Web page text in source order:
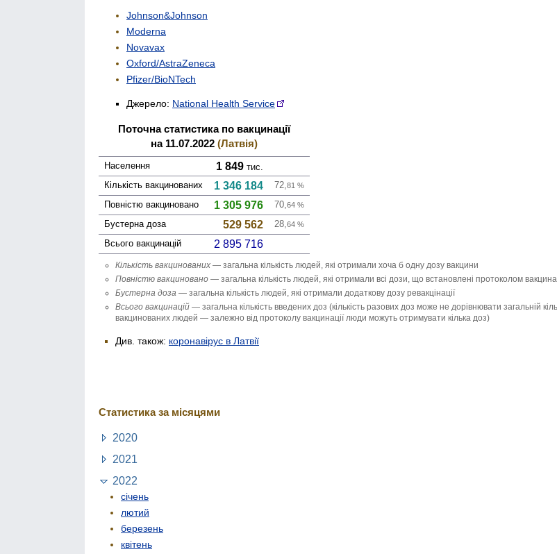
Johnson&Johnson
Moderna
Novavax
Oxford/AstraZeneca
Pfizer/BioNTech
Джерело: National Health Service
Поточна статистика по вакцинації
на 11.07.2022 (Латвія)
Населення 1 849 тис.
Кількість вакци­нованих
1 346 184 72, 81 %
Повністю вакци­новано 1 305 976 70, 64 %
Бустерна доза 529 562 28, 64 %
Всього вакцинацій 2 895 716
Кількість вакци­нованих — загальна кількість людей, які отримали хоча б одну дозу вакцини
Повністю вакци­новано — загальна кількість людей, які отримали всі дози, що встановлені протоколом
Бустерна доза — загальна кількість людей, які отримали додаткову дозу ревакцінації
Всього вакцинацій — загальна кількість введених доз (кількість разових доз може не дорівнювати загальній
вакцинованих людей — залежно від протоколу вакцинації люди можуть отримувати кілька доз)
Див. також: коронавірус в Латвії
Статистика за місяцями
2020
2021
2022
січень
лютий
березень
квітень